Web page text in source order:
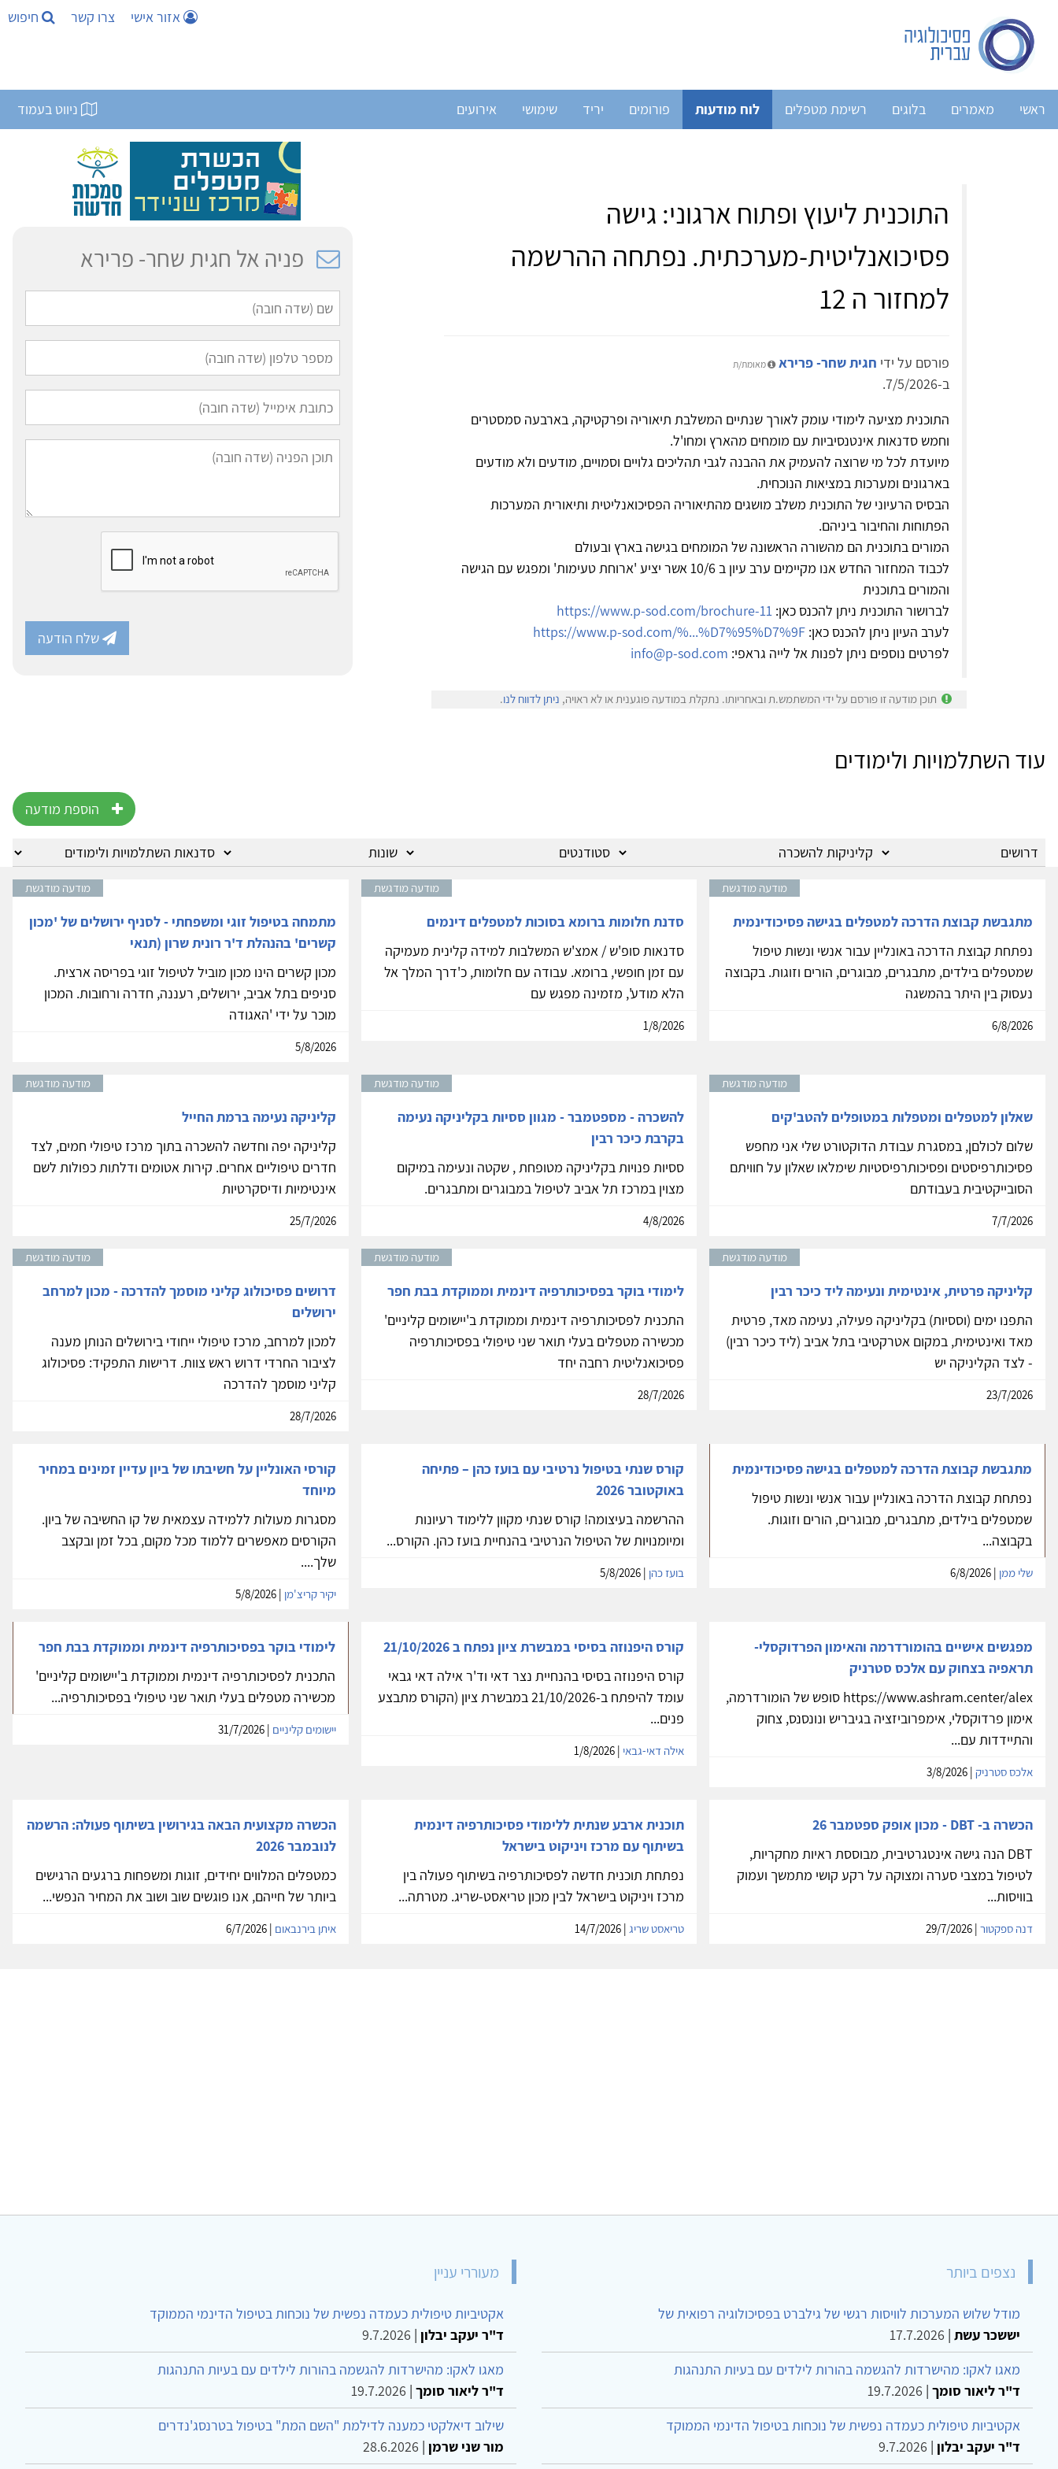
אזור אישי צרו קשר חיפוש
ראשי מאמרים בלוגים רשימת מטפלים לוח מודעות פורומים יריד שימושי אירועים ניווט בעמוד
התוכנית ליעוץ ופתוח ארגוני: גישה
פסיכואנליטית-מערכתית. נפתחה ההרשמה
למחזור ה 12
פורסם על ידי חגית שחר- פרירא מאומת/ת
ב-7/5/2026.
התוכנית מציעה לימודי עומק לאורך שנתיים המשלבת תיאוריה ופרקטיקה, בארבעה סמסטרים
וחמש סדנאות אינטנסיביות עם מומחים מהארץ ומחו'ל.
מיועדת לכל מי שרוצה להעמיק את ההבנה לגבי תהליכים גלויים וסמויים, מודעים ולא מודעים
בארגונים ומערכות במציאות הנוכחית.
הבסיס הרעיוני של התוכנית משלב מושגים מהתיאוריה הפסיכואנליטית ותיאורית המערכות
הפתוחות והחיבור ביניהם.
המורים בתוכנית הם מהשורה הראשונה של המומחים בגישה בארץ ובעולם
לכבוד המחזור החדש אנו מקיימים ערב עיון ב 10/6 אשר יציע 'ארוחת טעימות' ומפגש עם הגישה
והמורים בתוכנית
לברושור התוכנית ניתן להכנס כאן: https://www.p-sod.com/brochure-11
לערב העיון ניתן להכנס כאן: https://www.p-sod.com/%...%D7%95%D7%9F
לפרטים נוספים ניתן לפנות אל לייה גראפי: info@p-sod.com
תוכן מודעה זו פורסם על ידי המשתמש.ת ובאחריותו. נתקלת במודעה פוגענית או לא ראויה, ניתן לדווח לנו.
פניה אל חגית שחר- פרירא
שלח הודעה
עוד השתלמויות ולימודים
הוספת מודעה
מודעה מודגשת
מתגבשת קבוצת הדרכה למטפלים בגישה פסיכודינמית
נפתחת קבוצת הדרכה באונליין עבור אנשי ונשות טיפול
שמטפלים בילדים, מתבגרים, מבוגרים, הורים וזוגות. בקבוצה
נעסוק בין היתר בהמשגה
6/8/2026
מודעה מודגשת
סדנת חלומות ברומא בסוכות למטפלים דינמים
סדנאות סופ'ש / אמצ'ש המשלבות למידה קלינית מעמיקה
עם זמן חופשי, ברומא. עבודה עם חלומות, כ'דרך המלך אל
הלא מודע', מזמינה מפגש עם
1/8/2026
מודעה מודגשת
מתמחה בטיפול זוגי ומשפחתי - לסניף ירושלים של 'מכון
קשרים' בהנהלת ד'ר רונית שרון (תנאי
מכון קשרים הינו מכון מוביל לטיפול זוגי בפריסה ארצית.
סניפים בתל אביב, ירושלים, רעננה, חדרה ורחובות. המכון
מוכר על ידי 'האגודה
5/8/2026
מודעה מודגשת
שאלון למטפלים ומטפלות במטופלים להטב'קים
שלום לכולםן, במסגרת עבודת הדוקטורט שלי אני מחפש
פסיכותרפיסטים ופסיכותרפיסטיות שימלאו שאלון על חוויתם
הסובייקטיבית בעבודתם
7/7/2026
מודעה מודגשת
להשכרה - מספטמבר - מגוון ססיות בקליניקה נעימה
בקרבת כיכר רבין
ססיות פנויות בקליניקה מטופחת , שקטה ונעימה במיקום
מצוין במרכז תל אביב לטיפול במבוגרים ומתבגרים.
4/8/2026
מודעה מודגשת
קליניקה נעימה ברמת החייל
קליניקה יפה וחדשה להשכרה בתוך מרכז טיפולי חמים, לצד
חדרים טיפוליים אחרים. קירות אטומים ודלתות כפולות לשם
אינטימיות ודיסקרטיות
25/7/2026
מודעה מודגשת
קליניקה פרטית, אינטימית ונעימה ליד כיכר רבין
התפנו ימים (וססיות) בקליניקה פעילה, נעימה מאד, פרטית
מאד ואינטימית, במקום אטרקטיבי בתל אביב (ליד כיכר רבין)
- לצד הקליניקה יש
23/7/2026
מודעה מודגשת
לימודי בוקר בפסיכותרפיה דינמית וממוקדת בבת חפר
התכנית לפסיכותרפיה דינמית וממוקדת ב'יישומים קליניים'
מכשירה מטפלים בעלי תואר שני טיפולי בפסיכותרפיה
פסיכואנליטית רחבה יחד
28/7/2026
מודעה מודגשת
דרושים פסיכולוג קליני מוסמך להדרכה - מכון למרחב
ירושלים
למכון למרחב, מרכז טיפולי ייחודי בירושלים הנותן מענה
לציבור החרדי דרוש ראש צוות. דרישות התפקיד: פסיכולוג
קליני מוסמך להדרכה
28/7/2026
מתגבשת קבוצת הדרכה למטפלים בגישה פסיכודינמית
נפתחת קבוצת הדרכה באונליין עבור אנשי ונשות טיפול
שמטפלים בילדים, מתבגרים, מבוגרים, הורים וזוגות.
בקבוצה...
שלי ממן
קורס שנתי בטיפול נרטיבי עם בועז כהן – פתיחה
באוקטובר 2026
ההרשמה בעיצומה! קורס שנתי מקוון ללימוד רעיונות
ומיומנויות של הטיפול הנרטיבי בהנחיית בועז כהן. הקורס...
בועז כהן
קורסי האונליין על חשיבתו של ביון עדיין זמינים במחיר
מיוחד
מסגרות מעולות ללמידה עצמאית של קו החשיבה של ביון.
הקורסים מאפשרים ללמוד מכל מקום, בכל זמן ובקצב
שלך....
יקיר קריצ'מן | 5/8/2026
מפגשים אישיים בהומורדרמה והאימון הפרדוקסלי-
תראפיה בצחוק עם אלכס סטרניק
https://www.ashram.center/alex סופש של הומורדרמה,
אימון פרדוקסלי, אימפרוביזציה בגיבריש ונונסנס, צחוק
והתיידדות עם...
אלכס סטרניק
קורס היפנוזה בסיסי במבשרת ציון נפתח ב 21/10/2026
קורס היפנוזה בסיסי בהנחיית נצר דאי וד'ר אילה דאי גבאי
עומד להיפתח ב-21/10/2026 במבשרת ציון (הקורס מתבצע
פנים...
אילה דאי-גבאי
לימודי בוקר בפסיכותרפיה דינמית וממוקדת בבת חפר
התכנית לפסיכותרפיה דינמית וממוקדת ב'יישומים קליניים'
מכשירה מטפלים בעלי תואר שני טיפולי בפסיכותרפיה...
יישומים קליניים | 31/7/2026
הכשרה ב- DBT - מכון אופק ספטמבר 26
DBT הנה גישה אינטגרטיבית, מבוססת ראיות מחקריות,
לטיפול במצבי סערה ומצוקה על רקע קושי מתמשך ועמוק
בוויסות...
דנה ספקטור
תוכנית ארבע שנתית ללימודי פסיכותרפיה דינמית
בשיתוף עם מרכז ויניקוט בישראל
נפתחת תוכנית חדשה לפסיכותרפיה בשיתוף פעולה בין
מרכז ויניקוט בישראל לבין מכון טריאסט-שריג. מטרתה...
טריאסט שריג| 14/7/2026
הכשרה מקצועית הבאה בגירושין בשיתוף פעולה: הרשמה
לנובמבר 2026
כמטפלים המלווים יחידים, זוגות ומשפחות ברגעים הרגישים
ביותר של חייהם, אנו פוגשים שוב ושוב את המחיר הנפשי...
איתן בירנבאום | 6/7/2026
נצפים ביותר
מודל שלוש המערכות לוויסות רגשי של גילברט בפסיכולוגיה רפואית של
יששכר עשת |
17.7.2026
מאגו לאקו: מהישרדות להגשמה בהורות לילדים עם בעיות התנהגות
ד"ר ליאור סומך |
19.7.2026
אקטיביות טיפולית כעמדה נפשית של נוכחות בטיפול הדינמי הממוקד
ד"ר יעקב יבלון |
9.7.2026
מעוררי עניין
אקטיביות טיפולית כעמדה נפשית של נוכחות בטיפול הדינמי הממוקד
ד"ר יעקב יבלון |
9.7.2026
מאגו לאקו: מהישרדות להגשמה בהורות לילדים עם בעיות התנהגות
ד"ר ליאור סומך |
19.7.2026
שילוב דיאלקטי כמענה לדילמת "השם המת" בטיפול בטרנסג'נדרים
מור שני שרמן |
28.6.2026